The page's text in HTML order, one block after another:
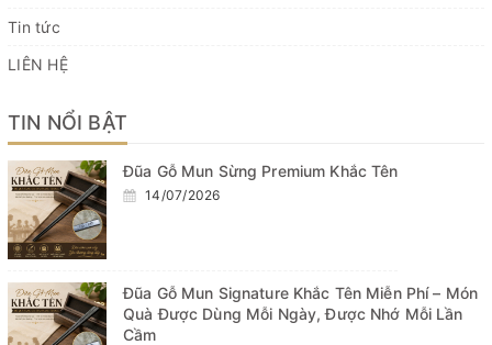
Tin tức
LIÊN HỆ
TIN NỔI BẬT
Đũa Gỗ Mun Sừng Premium Khắc Tên
14/07/2026
Đũa Gỗ Mun Signature Khắc Tên Miễn Phí – Món
Quà Được Dùng Mỗi Ngày, Được Nhớ Mỗi Lần
Cầm